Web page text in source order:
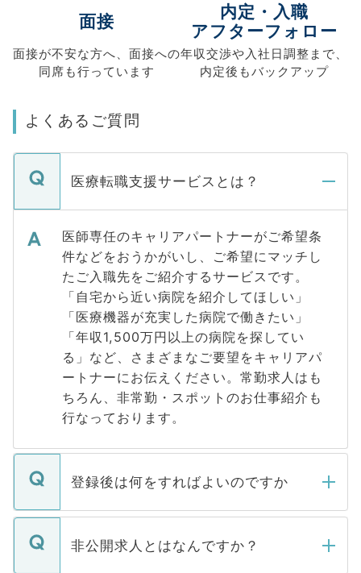
面接
面接が不安な方へ、 面接への
同席も行っています
内定・入職
アフターフォロー
年収交渉や入社日調整まで、
内定後もバックアップ
よくあるご質問
医療転職支援サービスとは？
医師専任のキャリアパートナーがご希望条
件などをおうかがいし、ご希望にマッチし
たご入職先をご紹介するサービスです。
「自宅から近い病院を紹介してほしい」
「医療機器が充実した病院で働きたい」
「年収1,500万円以上の病院を探してい
る」など、さまざまなご要望をキャリアパ
ートナーにお伝えください。常勤求人はも
ちろん、非常勤・スポットのお仕事紹介も
行なっております。
登録後は何をすればよいのですか
ご登録いただきましたら、弊社担当者がご
登録内容を確認し、その後メールもしくは
非公開求人とはなんですか？